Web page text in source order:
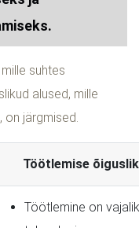
suhtes
alused, mille
järgmised.
Töötlemise
Töötlemine on